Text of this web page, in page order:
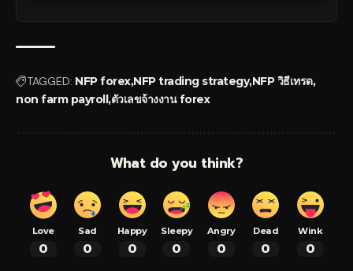
TAGGED: NFP forexNFP trading strategyNFP วิธีเทรด
non farm payrollตัวเลขจ้างงาน forex
What do you think?
Love
0
Sad
0
Happy
0
Sleepy
0
Angry
0
Dead
0
Wink
0